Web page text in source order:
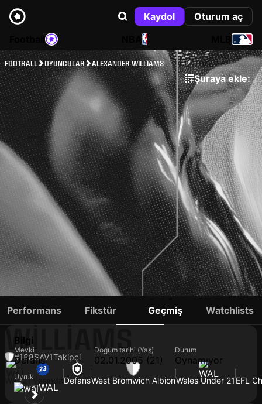
Kaydol
Oturum aç
NBA
FOOTBALL OYUNCULAR ALEXANDER WILLIAMS
Şuraya ekle:
ALEXANDER
WILLIAMS
#188SAV1Takipçi
WAL21 yaşında DefansWest Bromwich AlbionWales Under 21 EFL
Performans Fikstür Geçmiş Watchlists
Bilgi
Mevki
Defans
Doğum tarihi (Yaş)
02.01.2005 (21)
Durum
Oynamıyor
Uyruk
WAL